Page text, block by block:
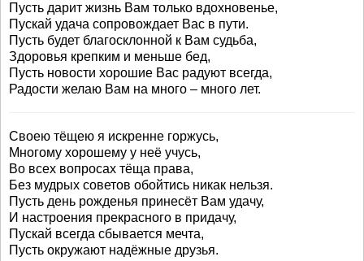
Пусть дарит жизнь Вам только вдохновенье,
Пускай удача сопровождает Вас в пути.
Пусть будет благосклонной к Вам судьба,
Здоровья крепким и меньше бед,
Пусть новости хорошие Вас радуют всегда,
Радости желаю Вам на много – много лет.
Своею тёщею я искренне горжусь,
Многому хорошему у неё учусь,
Во всех вопросах тёща права,
Без мудрых советов обойтись никак нельзя.
Пусть день рожденья принесёт Вам удачу,
И настроения прекрасного в придачу,
Пускай всегда сбывается мечта,
Пусть окружают надёжные друзья.